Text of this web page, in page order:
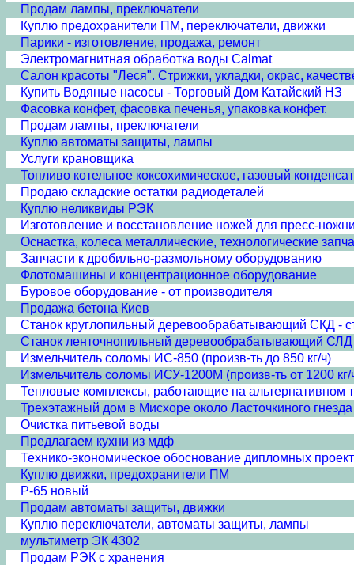
Продам лампы, преключатели
Куплю предохранители ПМ, переключатели, движки
Парики - изготовление, продажа, ремонт
Электромагнитная обработка воды Calmat
Cалон красоты "Леся". Стрижки, укладки, окрас,
Купить Водяные насосы - Торговый Дом Катайский НЗ
Фасовка конфет, фасовка печенья, упаковка конфет.
Продам лампы, преключатели
Куплю автоматы защиты, лампы
Услуги крановщика
Топливо котельное коксохимическое, газовый конденсат
Продаю складские остатки радиодеталей
Куплю неликвиды РЭК
Изготовление и восстановление ножей для пресс-
Оснастка, колеса металлические, технологические
Запчасти к дробильно-размольному оборудованию
Флотомашины и концентрационное оборудование
Буровое оборудование - от производителя
Продажа бетона Киев
Станок круглопильный деревообрабатывающий СКД -
Станок ленточнопильный деревообрабатывающий СЛД
Измельчитель соломы ИС-850 (произв-ть до 850 кг/ч)
Измельчитель соломы ИСУ-1200М (произв-ть от 1200 кг/
Тепловые комплексы, работающие на альтернативном
Трехэтажный дом в Мисхоре около Ласточкиного гнезда
Очистка питьевой воды
Предлагаем кухни из мдф
Технико-экономическое обоснование дипломных
Куплю движки, предохранители ПМ
Р-65 новый
Продам автоматы защиты, движки
Куплю переключатели, автоматы защиты, лампы
мультиметр ЭК 4302
Продам РЭК с хранения